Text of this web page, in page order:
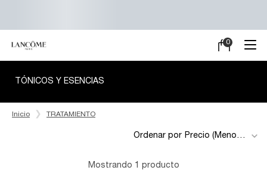
Mi
0
0 producto
TÓNICOS Y ESENCIAS
Inicio TRATAMIENTO
Ordenar por
Mostrando 1 producto